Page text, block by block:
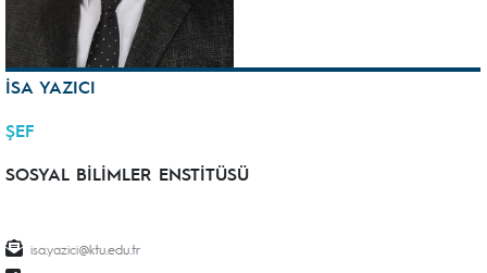
İSA YAZICI
ŞEF
SOSYAL BİLİMLER ENSTİTÜSÜ
isa.yazici